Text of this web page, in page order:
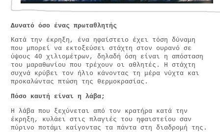
Δυνατό όσο ένας πρωταθλητής
Κατά την έκρηξη, ένα ηφαίστειο έχει τόση δύναμη
που μπορεί να εκτοξεύσει στάχτη στον ουρανό σε
ύψους 40 χιλιομέτρων, δηλαδή όση είναι η απόσταση
του μαραθωνίου που τρέχουν οι αθλητές. Η στάχτη
συχνά κρύβει τον ήλιο κάνοντας τη μέρα νύχτα και
προκαλώντας πτώση της θερμοκρασίας.
Πόσο καυτή είναι η λάβα;
Η λάβα που ξεχύνεται από τον κρατήρα κατά την
έκρηξη, κυλάει στις πλαγιές του ηφαιστείου σαν
πύρινο ποτάμι καίγοντας τα πάντα στη διαδρομή της.